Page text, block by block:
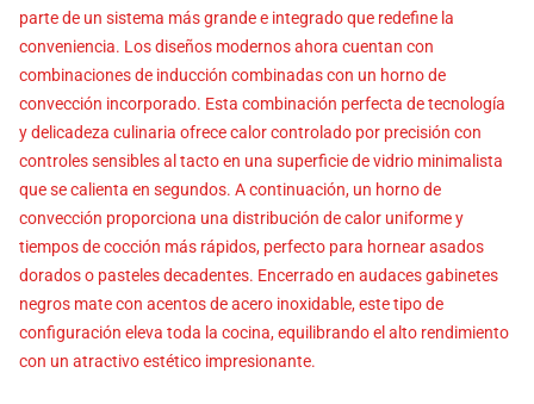
parte de un sistema más grande e integrado que redefine la
conveniencia. Los diseños modernos ahora cuentan con
combinaciones de inducción combinadas con un horno de
convección incorporado. Esta combinación perfecta de tecnología
y delicadeza culinaria ofrece calor controlado por precisión con
controles sensibles al tacto en una superficie de vidrio minimalista
que se calienta en segundos. A continuación, un horno de
convección proporciona una distribución de calor uniforme y
tiempos de cocción más rápidos, perfecto para hornear asados ​​
dorados o pasteles decadentes. Encerrado en audaces gabinetes
negros mate con acentos de acero inoxidable, este tipo de
configuración eleva toda la cocina, equilibrando el alto rendimiento
con un atractivo estético impresionante.